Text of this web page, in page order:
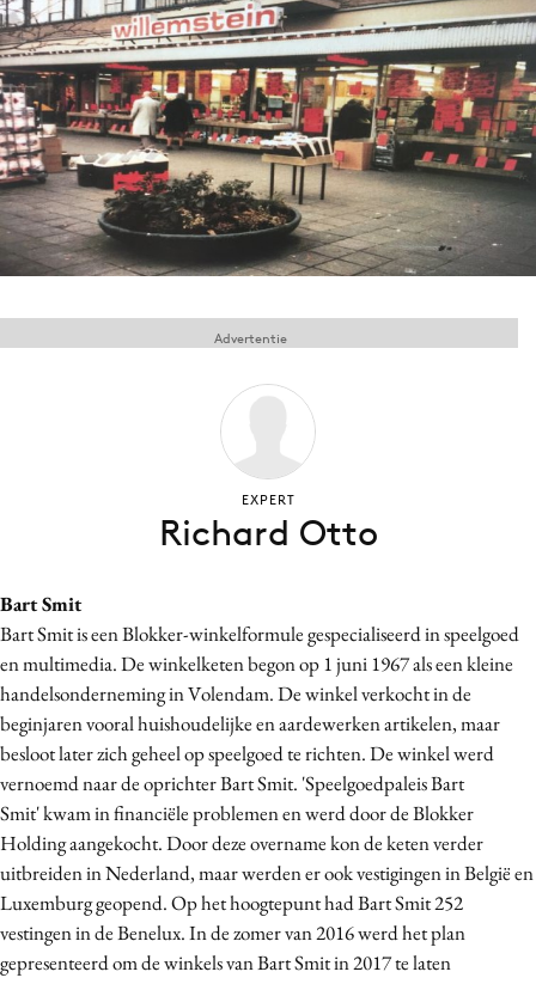
Menu
Home
9 sept: GenAI-training
12 nov: MarketingLive!
Adverteren
Events
Vacatures
Carriere
Contentmarketing
Craft
Customer Experience
Data & Insights
Digital transformation
Diversiteit
Effectiviteit
Gedragsverandering
Influencer marketing
Bart Smit
Bart Smit is een Blokker-winkelformule gespecialiseerd in speelgoed
en multimedia. De winkelketen begon op 1 juni 1967 als een kleine
handelsonderneming in Volendam. De winkel verkocht inde
beginjaren vooral huishoudelijke en aardewerken artikelen, maar
besloot later zich geheel op speelgoed te richten. De winkel werd
vernoemd naar de oprichter Bart Smit. 'Speelgoedpaleis Bart
Smit' kwam in financiële problemen en werd door de Blokker
Holding aangekocht. Door deze overname kon de keten verder
uitbreiden in Nederland, maar werden er ook vestigingen in België en
Luxemburg geopend. Op het hoogtepunt had Bart Smit 252
vestingen in de Benelux. In de zomer van 2016 werd het plan
gepresenteerd om de winkels van Bart Smit in 2017 te laten
Advertentie
EXPERT
Richard Otto